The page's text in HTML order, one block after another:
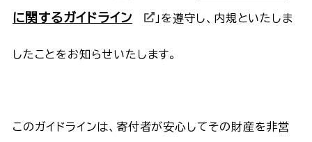
に関するガイドライン
」を遵守し、内規といたしま
したことをお知らせいたします。
このガイドラインは、寄付者が安心してその財産を非営